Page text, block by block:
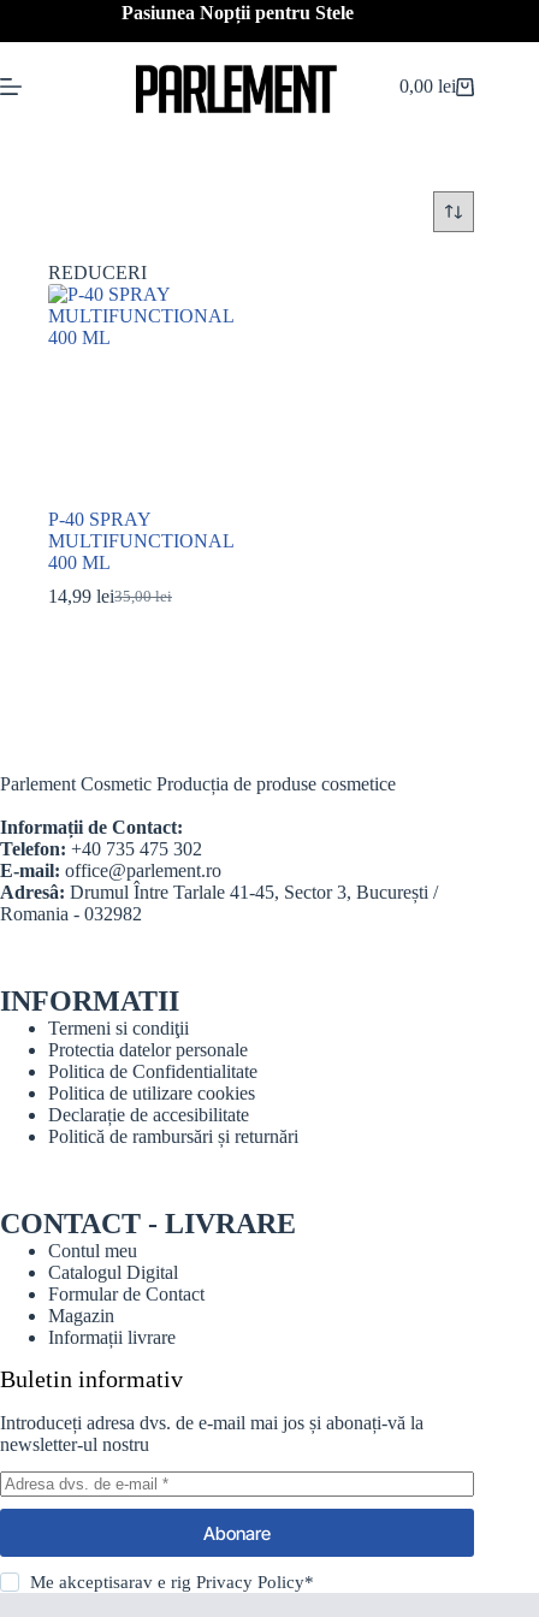
Pasiunea Nopții pentru Stele
Coș
0,00lei
REDUCERI
P-40 SPRAY
MULTIFUNCTIONAL
400 ML
35,00lei
Prețul
14,99 leiPrețul
Parlement Cosmetic Producția de produse cosmetice
Informații de Contact:
Telefon: +40 735 475 302
E-mail: office@parlement.ro
Adresâ: Drumul Între Tarlale 41-45, Sector 3, București /
Romania - 032982
INFORMATII
Termeni si condiţii
Protectia datelor personale
Politica de Confidentialitate
Politica de utilizare cookies
Declarație de accesibilitate
Politică de rambursări și returnări
CONTACT - LIVRARE
Contul meu
Catalogul Digital
Formular de Contact
Magazin
Informații livrare
Buletin informativ
Introduceți adresa dvs. de e-mail mai jos și abonați-vă la
newsletter-ul nostru
Abonare
Me akceptisarav e rigPrivacy Policy*